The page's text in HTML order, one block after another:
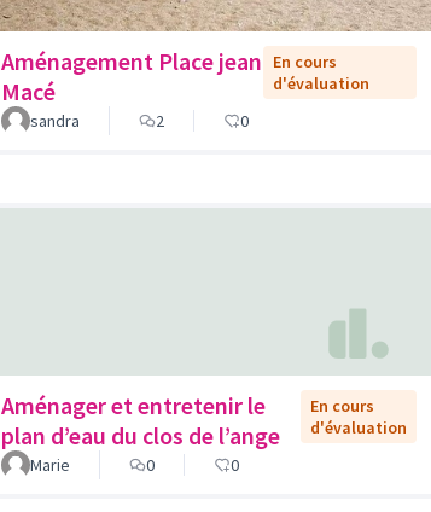
Aménagement Place jean
Macé
En cours
d'évaluation
sandra
2 0
Aménager et entretenir le
plan d’eau du clos de l’ange
En cours
d'évaluation
Marie
0 0